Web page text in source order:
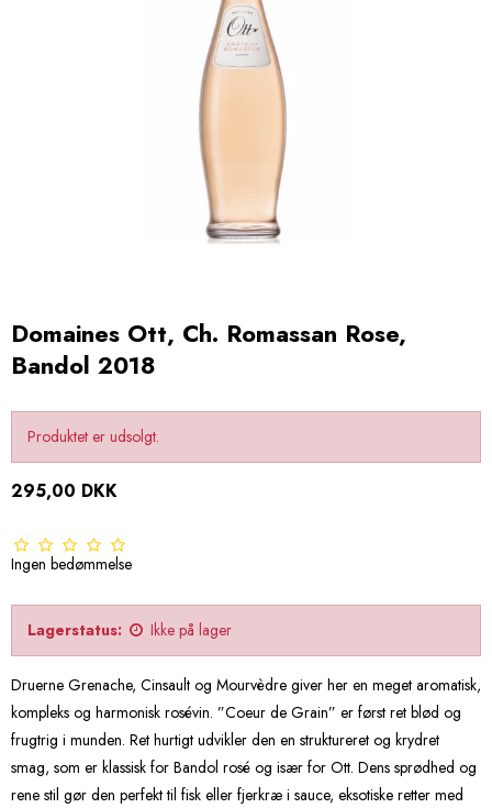
Domaines Ott, Ch. Romassan Rose,
Bandol 2018
Produktet er udsolgt.
295,00 DKK
Ingen bedømmelse
Lagerstatus: Ikke på lager
Druerne Grenache, Cinsault og Mourvèdre giver her en meget aromatisk,
kompleks og harmonisk rosévin. ”Coeur de Grain” er først ret blød og
frugtrig i munden. Ret hurtigt udvikler den en struktureret og krydret
smag, som er klassisk for Bandol rosé og især for Ott. Dens sprødhed og
rene stil gør den perfekt til fisk eller fjerkræ i sauce, eksotiske retter med